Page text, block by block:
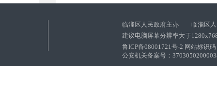
临淄区人民政府主办 临淄区人
建议电脑屏幕分辨率大于
鲁ICP备08001721号-2 网站标识
公安机关备案号：